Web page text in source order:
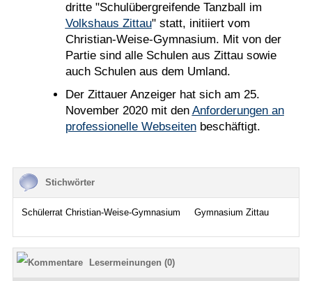
dritte "Schulübergreifende Tanzball im
Volkshaus Zittau" statt, initiiert vom
Christian-Weise-Gymnasium. Mit von der
Partie sind alle Schulen aus Zittau sowie
auch Schulen aus dem Umland.
Der Zittauer Anzeiger hat sich am 25.
November 2020 mit den Anforderungen an
professionelle Webseitenbeschäftigt.
Stichwörter
Schülerrat Christian-Weise-Gymnasium Gymnasium Zittau
Lesermeinungen (0)